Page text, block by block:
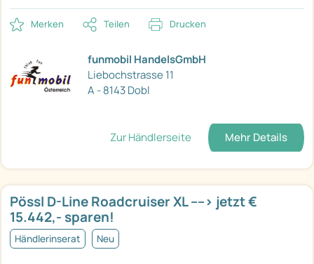
Merken Teilen Drucken
funmobil HandelsGmbH
Liebochstrasse 11
A - 8143 Dobl
Zur Händlerseite Mehr Details
Pössl D-Line Roadcruiser XL ----> jetzt €
15.442,- sparen!
Händlerinserat Neu